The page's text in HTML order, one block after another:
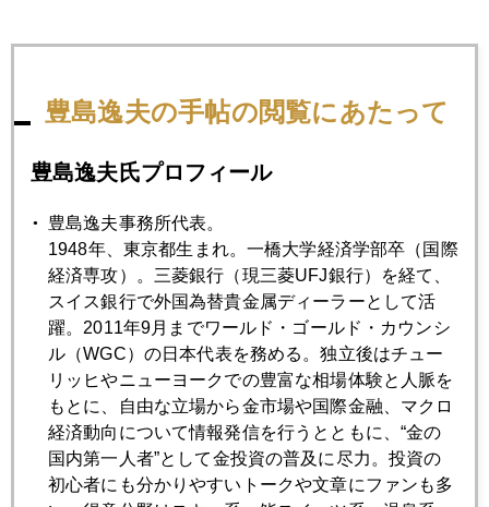
豊島逸夫の手帖の閲覧にあたって
豊島逸夫氏プロフィール
豊島逸夫事務所代表。
1948年、東京都生まれ。一橋大学経済学部卒（国際
経済専攻）。三菱銀行（現三菱UFJ銀行）を経て、
スイス銀行で外国為替貴金属ディーラーとして活
躍。2011年9月までワールド・ゴールド・カウンシ
ル（WGC）の日本代表を務める。独立後はチュー
リッヒやニューヨークでの豊富な相場体験と人脈を
もとに、自由な立場から金市場や国際金融、マクロ
経済動向について情報発信を行うとともに、“金の
国内第一人者”として金投資の普及に尽力。投資の
初心者にも分かりやすいトークや文章にファンも多